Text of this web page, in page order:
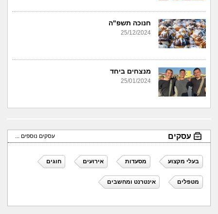
חנוכה תשפ"ה
25/12/2024
מנצחים ביחד
25/01/2024
עסקים עסקים נוספים ...
בעלי מקצוע מסעדות אירועים חוגים
מטפלים אינטרנט ומחשבים